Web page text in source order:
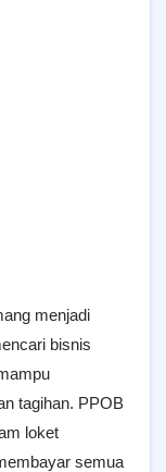
menjadi
bisnis
tagihan. PPOB
loket
semua